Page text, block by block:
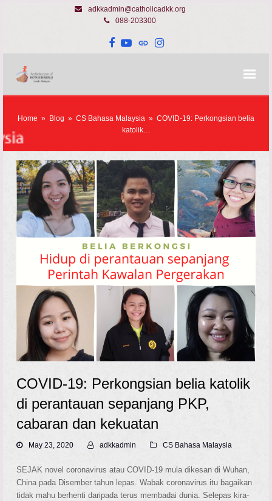
adkkadmin@catholicadkk.org
088-203300
Facebook
YouTube
WebsiteInstagram
Home » Blog » CS Bahasa Malaysia » COVID-19: Perkongsian belia
katolik…
COVID-19: Perkongsian belia katolik
di perantauan sepanjang PKP,
cabaran dan kekuatan
May 23, 2020 adkkadmin CS Bahasa Malaysia
SEJAK novel coronavirus atau COVID-19 mula dikesan di Wuhan,
China pada Disember tahun lepas. Wabak coronavirus itu bagaikan
tidak mahu berhenti daripada terus membadai dunia. Selepas kira-